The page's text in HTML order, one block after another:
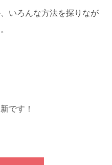
いろんな方法を探りなが
です！